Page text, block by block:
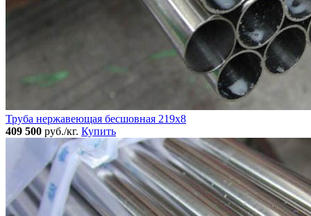
Труба нержавеющая бесшовная 219x8
409 500 руб./кг. Купить